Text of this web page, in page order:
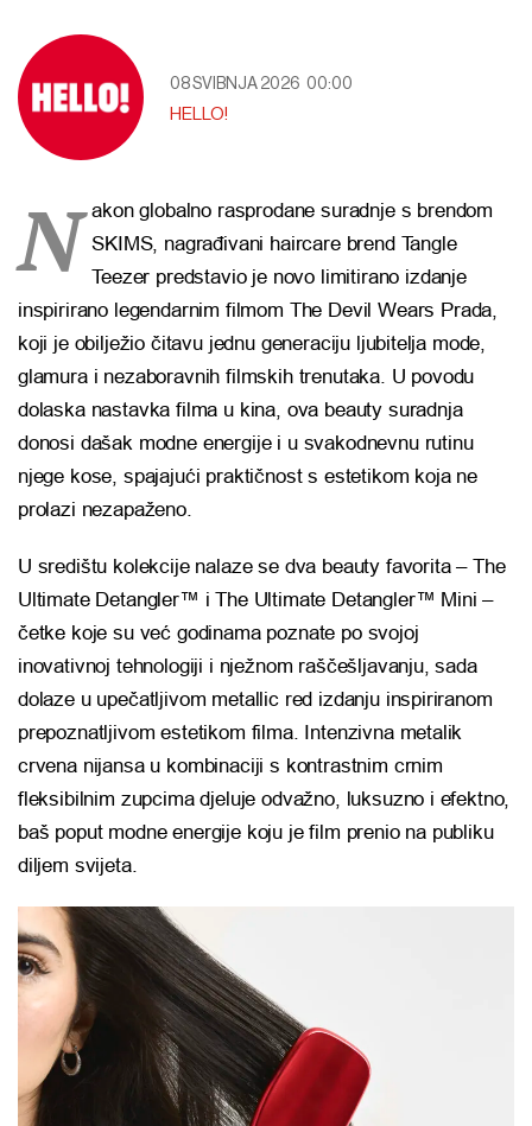
08 SVIBNJA 2026 00:00
HELLO!
N akon globalno rasprodane suradnje s brendom
SKIMS, nagrađivani haircare brend Tangle
Teezer predstavio je novo limitirano izdanje
inspirirano legendarnim filmom The Devil Wears Prada,
koji je obilježio čitavu jednu generaciju ljubitelja mode,
glamura i nezaboravnih filmskih trenutaka. U povodu
dolaska nastavka filma u kina, ova beauty suradnja
donosi dašak modne energije i u svakodnevnu rutinu
njege kose, spajajući praktičnost s estetikom koja ne
prolazi nezapaženo.
U središtu kolekcije nalaze se dva beauty favorita – The
Ultimate Detangler™ i The Ultimate Detangler™ Mini –
četke koje su već godinama poznate po svojoj
inovativnoj tehnologiji i nježnom raščešljavanju, sada
dolaze u upečatljivom metallic red izdanju inspiriranom
prepoznatljivom estetikom filma. Intenzivna metalik
crvena nijansa u kombinaciji s kontrastnim crnim
fleksibilnim zupcima djeluje odvažno, luksuzno i efektno,
baš poput modne energije koju je film prenio na publiku
diljem svijeta.